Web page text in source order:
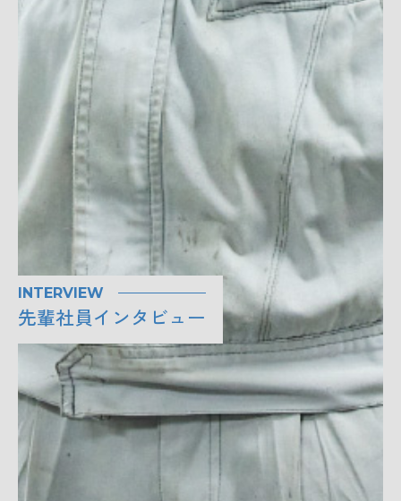
INTERVIEW
先輩社員インタビュー